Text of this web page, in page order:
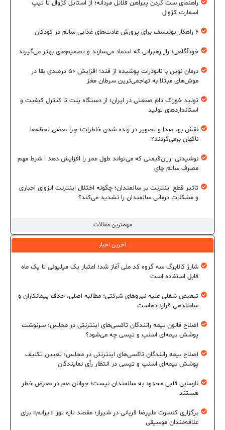
مهمترین مقالات
راهنمای ست کردن پیراهن فلانل مردانه؛ از استایل کژوال تا تیپ
اسمارت کژوال
۶ راهکار یونیسف برای پرورش عادت‌های غذایی سالم در کودکان
خودآگاهی؛ راز رهبرانی که اعتماد می‌سازند و تصمیم‌های بهتر می‌گیرند
درمان نوین با نانوذرات پوشیده از قند؛ افزایش ۵۰ درصدی بقا در
موش‌های مبتلا به تهاجمی‌ترین سرطان مغز
تولید خوراک دام صنعتی در ایران؛ از دستگاه پلت تا کنترل کیفیت و
استانداردهای تولید
نقش بو، صدا و تصویر در زنده شدن خاطرات؛ چرا بعضی لحظه‌ها
ناگهان برمی‌گردند؟
نوشیدنی ارزان‌قیمتی که می‌تواند طول عمر را افزایش دهد | شرط مهم
مصرف سالم چای
تاثیر قطع اینترنت بر سالمندان؛ چگونه اختلال اینترنت انزوای اجباری
و مشکلات درمانی سالمندان را تشدید می‌کند؟
آخرین اخبار
شارژ کالابرگ سه گروه کد ملی آغاز شد؛ اعتبار یک میلیونی تا یک ماه
قابل استفاده است
تبعیض شغلی علیه نیروهای شرکتی؛ مطالبه اصلی، حذف پیمانکاران و
ساماندهی قراردادهاست
اصلاح قانون بیمه رانندگان تاکسی‌های اینترنتی در مجلس؛ سرنوشت
پوشش بیمه‌ای اسنپ و تپسی چه می‌شود؟
اصلاح بیمه رانندگان تاکسی‌های اینترنتی در مجلس؛ تعیین تکلیف
پوشش بیمه‌ای اسنپ و تپسی در انتظار رأی نمایندگان
نارسایی قلبی محدود به سالمندان نیست؛ جوانان هم در معرض خطر
هستند
برگزاری کنسرت علیرضا قربانی در شیراز؛ مقصد تازه تور «ایرانم» برای
علاقه‌مندان موسیقی